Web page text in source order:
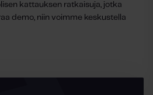
kattauksen ratkaisuja, jotka
demo, niin voimme keskustella